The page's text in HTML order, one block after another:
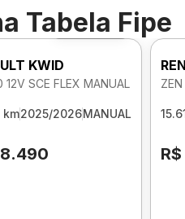
Tabela Fipe
Foto 360º
KWID
12V SCE FLEX MANUAL
km2025/2026MANUAL